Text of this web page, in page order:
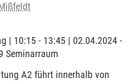
| 10:15 - 13:45 | 02.04.2024 -
Seminarraum
A2 führt innerhalb von